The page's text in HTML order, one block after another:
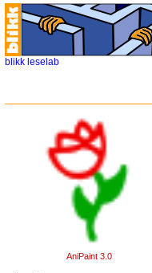
blikk leselab
AniPaint 3.0